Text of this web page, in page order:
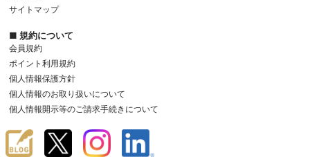
サイトマップ
■ 規約について
会員規約
ポイント利用規約
個人情報保護方針
個人情報のお取り扱いについて
個人情報開示等のご請求手続きについて